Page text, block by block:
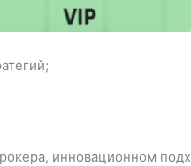
инновационном